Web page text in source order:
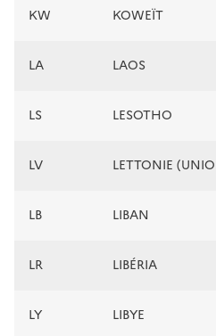
KW KOWEÏT
LA LAOS
LS LESOTHO
LV LETTONIE
LB LIBAN
LR LIBÉRIA
LY LIBYE